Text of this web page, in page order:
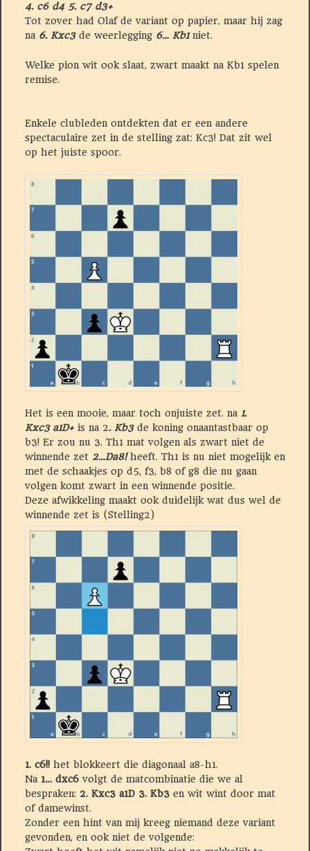
4. c6 d4 5. c7 d3+
Tot zover had Olaf de variant op papier, maar hij zag
na 6. Kxc3de weerlegging 6… Kb1niet.
Welke pion wit ook slaat, zwart maakt na Kb1 spelen
remise.
Enkele clubleden ontdekten dat er een andere
spectaculaire zet in de stelling zat: Kc3! Dat zit wel
op het juiste spoor.
Het is een mooie, maar toch onjuiste zet. na 1.
Kxc3 a1D+is na 2. Kb3de koning onaantastbaar op
b3! Er zou nu 3. Th1 mat volgen als zwart niet de
winnende zet 2…Da8!heeft. Th1 is nu niet mogelijk en
met de schaakjes op d5, f3, b8 of g8 die nu gaan
volgen komt zwart in een winnende positie.
Deze afwikkeling maakt ook duidelijk wat dus wel de
winnende zet is (Stelling2)
1. c6!!het blokkeert die diagonaal a8-h1.
Na 1… dxc6volgt de matcombinatie die we al
bespraken: 2. Kxc3 a1D 3. Kb3en wit wint door mat
of damewinst.
Zonder een hint van mij kreeg niemand deze variant
gevonden, en ook niet de volgende: